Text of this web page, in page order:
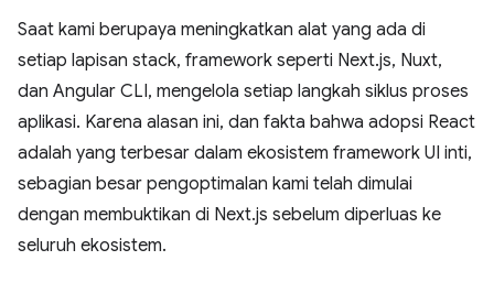
Saat kami berupaya meningkatkan alat yang ada di
setiap lapisan stack, framework seperti Next.js, Nuxt,
dan Angular CLI, mengelola setiap langkah siklus proses
aplikasi. Karena alasan ini, dan fakta bahwa adopsi React
adalah yang terbesar dalam ekosistem framework UI inti,
sebagian besar pengoptimalan kami telah dimulai
dengan membuktikan di Next.js sebelum diperluas ke
seluruh ekosistem.